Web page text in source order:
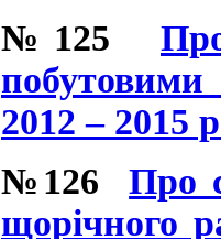
№125
побутовими
2012 – 2015
№126
Про
щорічного